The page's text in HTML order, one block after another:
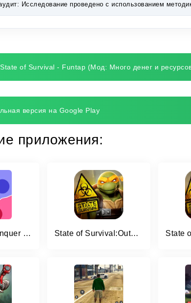
Исследование проведено с использованием
of Survival - Funtap (Мод: Много денег и
версия на Google Play
приложения:
State Battle Conquer Territory State of Survival:Outbreak